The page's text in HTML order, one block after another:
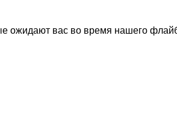
ожидают вас во время нашего